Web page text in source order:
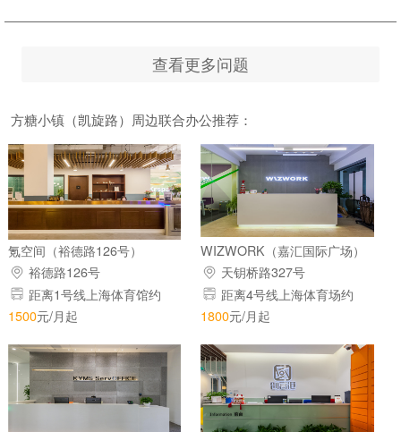
查看更多问题
方糖小镇（凯旋路）周边联合办公推荐：
氪空间（裕德路126号）
裕德路126号
距离1号线上海体育馆约
438米
1500元/月起
WIZWORK（嘉汇国际广场）
天钥桥路327号
距离4号线上海体育场约
280米
1800元/月起